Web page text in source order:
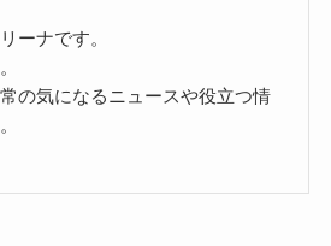
ーナです。
の気になるニュースや役立つ情